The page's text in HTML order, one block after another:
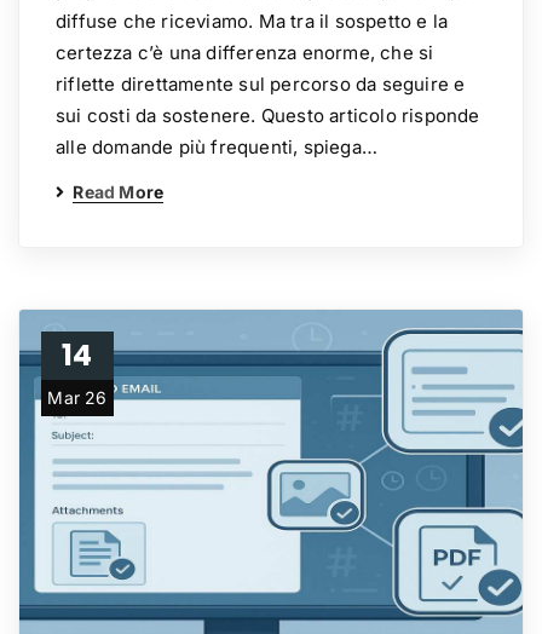
diffuse che riceviamo. Ma tra il sospetto e la
certezza c’è una differenza enorme, che si
riflette direttamente sul percorso da seguire e
sui costi da sostenere. Questo articolo risponde
alle domande più frequenti, spiega…
Read More
14
Mar 26